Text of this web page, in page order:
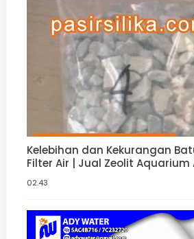
Kelebihan dan Kekurangan
Filter Air | Jual Zeolit Aquarium
02.43